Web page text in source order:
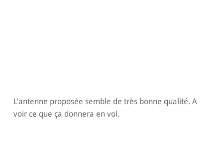
L’antenne proposée semble de très bonne qualité. A
voir ce que ça donnera en vol.